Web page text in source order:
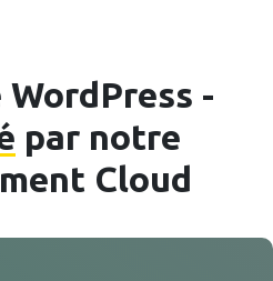
-
par notre
Cloud